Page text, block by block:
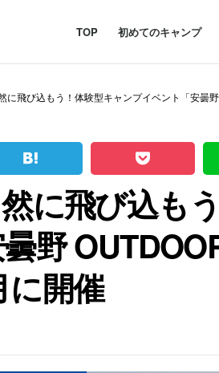
TOP 初めてのキャンプ
に飛び込もう！体験型キャンプイベント「安曇
に飛び込も
野
開催